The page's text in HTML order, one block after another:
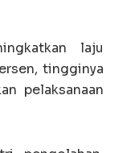
laju
tingginya
pelaksanaan